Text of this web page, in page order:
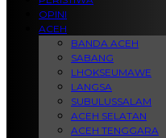
OPINI
ACEH
BANDA ACEH
SABANG
LHOKSEUMAWE
LANGSA
SUBULUSSALAM
ACEH SELATAN
ACEH TENGGARA